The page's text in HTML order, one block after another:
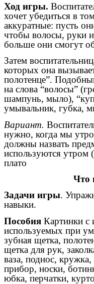
Ход игры.
хочет убедиться в
аккуратные: пусть
чтобы волосы, руки
больше они смогут
Затем
которых она
полотенце”.
на слова “волосы”
шампунь, мыло),
умывальник, губка,
Вариант.
нужно, когда мы
должны назвать
используются утром
плато
Что
Задачи игры.
навыки.
Пособия Картинки с
используемых при
зубная щетка,
щетка для рук,
ваза, поднос,
прибор, носки,
юбка, перчатки,